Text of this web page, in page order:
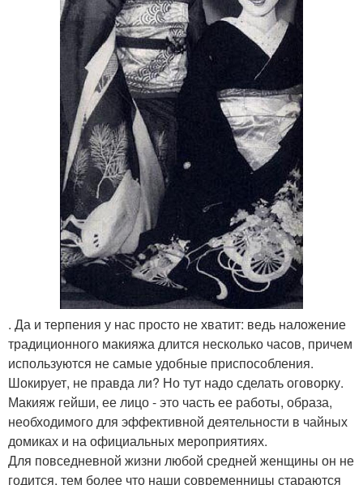
. Да и терпения у нас просто не хватит: ведь наложение
традиционного макияжа длится несколько часов, причем
используются не самые удобные приспособления.
Шокирует, не правда ли? Но тут надо сделать оговорку.
Макияж гейши, ее лицо - это часть ее работы, образа,
необходимого для эффективной деятельности в чайных
домиках и на официальных мероприятиях.
Для повседневной жизни любой средней женщины он не
годится, тем более что наши современницы стараются